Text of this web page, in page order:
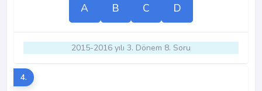
A B C D
2015-2016 yılı 3. Dönem 8. Soru
4.